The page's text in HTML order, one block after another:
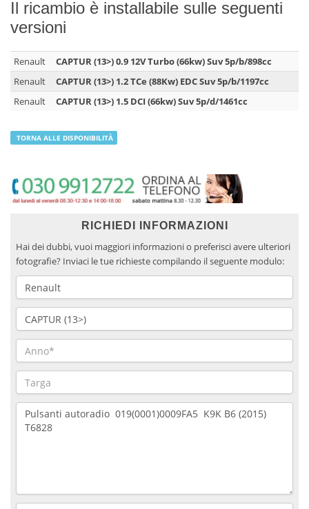
Il ricambio è installabile sulle seguenti
versioni
Renault
CAPTUR (13>) 0.9 12V Turbo (66kw) Suv 5p/b/898cc
Renault
CAPTUR (13>) 1.2 TCe (88Kw) EDC Suv 5p/b/1197cc
Renault
CAPTUR (13>) 1.5 DCI (66kw) Suv 5p/d/1461cc
TORNA ALLE DISPONIBILITÀ
RICHIEDI INFORMAZIONI
Hai dei dubbi, vuoi maggiori informazioni o preferisci avere ulteriori
fotografie? Inviaci le tue richieste compilando il seguente modulo: